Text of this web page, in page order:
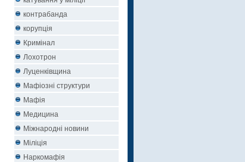
контрабанда
корупція
Кримінал
Лохотрон
Луценківщина
Мафіозні структури
Мафія
Медицина
Міжнародні новини
Міліція
Наркомафія